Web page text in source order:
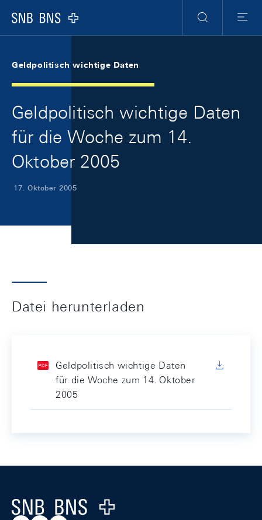
Logo
Suche
Menu
Geldpolitisch wichtige Daten
Geldpolitisch wichtige Daten
für die Woche zum 14.
Oktober 2005
17. Oktober 2005
Datei herunterladen
Geldpolitisch wichtige Daten
für die Woche zum 14. Oktober
2005
Logo